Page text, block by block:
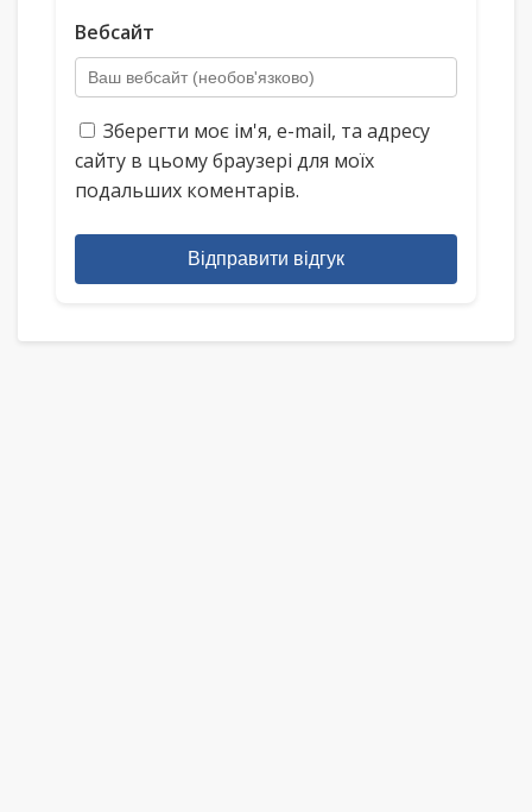
Вебсайт
Зберегти моє ім'я, e-mail, та адресу
сайту в цьому браузері для моїх
подальших коментарів.
Відправити відгук